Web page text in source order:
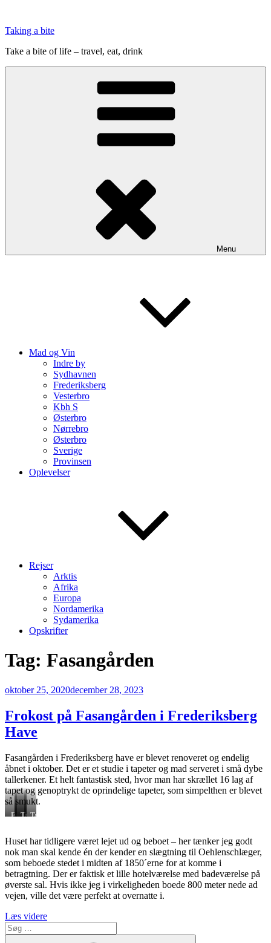
indhold
Taking a bite
Take a bite of life – travel, eat, drink
Menu
Mad og Vin
Indre by
Sydhavnen
Frederiksberg
Vesterbro
Kbh S
Østerbro
Nørrebro
Østerbro
Sverige
Provinsen
Oplevelser
Rejser
Arktis
Afrika
Europa
Nordamerika
Sydamerika
Opskrifter
Tag: Fasangården
Udgivet
oktober 25, 2020december 28, 2023
Frokost på Fasangården i Frederiksberg
Have
Fasangården i Frederiksberg have er blevet renoveret og endelig
åbnet i oktober. Det er et studie i tapeter og mad serveret i små dybe
tallerkener. Et helt fantastisk sted, hvor man har skrællet 16 lag af
tapet og genoptrykt de oprindelige tapeter, som simpelthen er blevet
så smukt.
Fasangården,
grå
Tapet
TapetTapet
Huset har tidligere været lejet ud og beboet – her tænker jeg godt
nok man skal kende én der kender en slægtning til Oehlenschlæger,
som beboede stedet i midten af 1850´erne for at komme i
betragtning. Der er faktisk et lille hotelværelse med badeværelse på
øverste sal. Hvis ikke jeg i virkeligheden boede 800 meter nede ad
vejen, ville det være perfekt at overnatte i.
Læs videre“Frokost
Fasangården
Søg
efter: